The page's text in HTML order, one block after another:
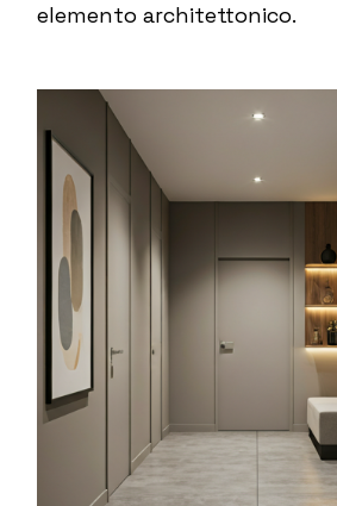
elemento architettonico.